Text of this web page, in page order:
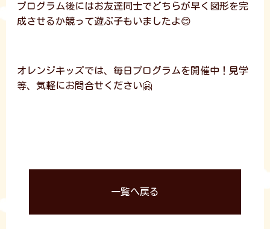
プログラム後にはお友達同士でどちらが早く図形を完
成させるか競って遊ぶ子もいましたよ😊
オレンジキッズでは、毎日プログラムを開催中！見学
等、気軽にお問合せください🤗
一覧へ戻る